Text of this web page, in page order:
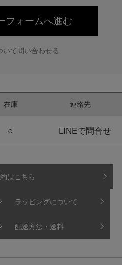
フォームへ進む
いて問い合わせる
在庫 連絡先
○ LINEで問合せ
はこちら
ラッピングについて
配送方法・送料